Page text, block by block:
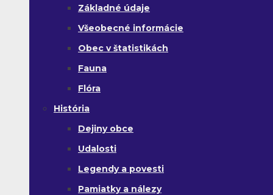
Základné údaje
Všeobecné informácie
Obec v štatistikách
Fauna
Flóra
História
Dejiny obce
Udalosti
Legendy a povesti
Pamiatky a nálezy